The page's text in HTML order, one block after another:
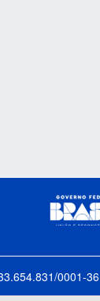
0001-36